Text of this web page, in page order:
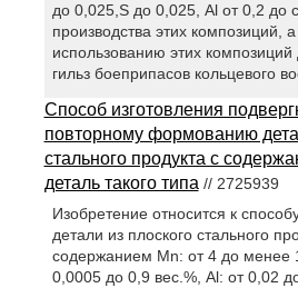
до 0,025,S до 0,025, Al от 0,2 до
производства этих композиций, а
использованию этих композиций
гильз боеприпасов кольцевого
Способ изготовления
повторному формованию
стального продукта с
деталь такого типа// 2725939
Изобретение относится к
детали из плоского стального
содержанием Mn: от 4 до менее
0,0005 до 0,9 вес.%, Al: от 0,02